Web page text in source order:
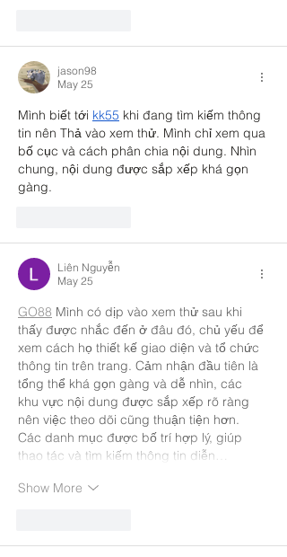
jason98
May 25
Mình biết tới kk55 khi đang tìm kiếm thông
tin nên Thả vào xem thử. Mình chỉ xem qua
bố cục và cách phân chia nội dung. Nhìn
chung, nội dung được sắp xếp khá gọn
gàng.
Liên Nguyễn
May 25
GO88 Mình có dịp vào xem thử sau khi
thấy được nhắc đến ở đâu đó, chủ yếu để
xem cách họ thiết kế giao diện và tổ chức
thông tin trên trang. Cảm nhận đầu tiên là
tổng thể khá gọn gàng và dễ nhìn, các
khu vực nội dung được sắp xếp rõ ràng
nên việc theo dõi cũng thuận tiện hơn.
Các danh mục được bố trí hợp lý, giúp
thao tác và tìm kiếm thông tin diễn…
Show More